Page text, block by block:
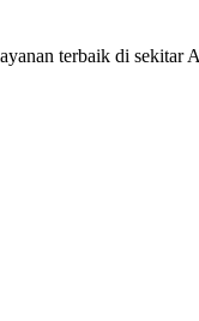
terbaik di sekitar